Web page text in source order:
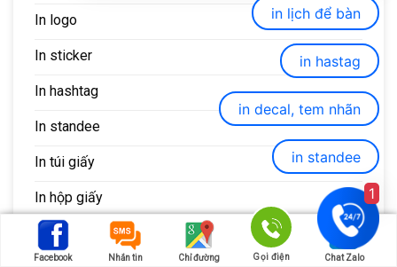
In logo
In sticker
In hashtag
In standee
In túi giấy
In hộp giấy
In catalogue
Facebook Nhắn tin Chỉ đường Gọi điện Chat Zalo
in lịch để bàn
in hastag
in decal, tem nhãn
in standee
1